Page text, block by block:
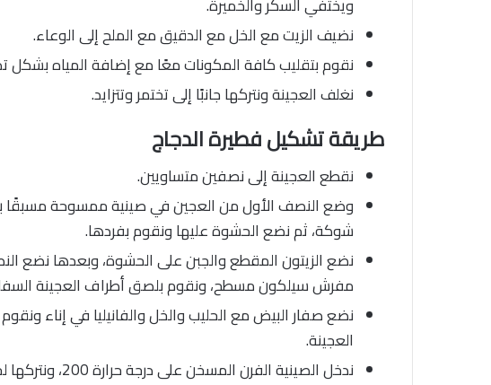
نضيف الزيت مع الخل مع الدقيق مع الملح إلى الوعاء.
نقوم بتقليب كافة المكونات معًا مع إضافة المياه
نغلف العجينة ونتركها جانبًا إلى تختمر وتتزايد.
طريقة تشكيل فطيرة الدجاج
نقطع العجينة إلى نصفين متساويين.
وضع النصف الأول من العجين في صينية ممسوحة مسبقًا
شوكة، ثم نضع الحشوة عليها ونقوم بفردها.
نضع الزيتون المقطع والجبن على الحشوة، وبعدها نضع
مفرش سيلكون مسطح، ونقوم بلصق أطراف العجينة
نضع صفار البيض مع الحليب والخل والفانيليا في إناء
العجينة.
ندخل الصينية الفرن المسخن على درجة حرارة 200، ونتركها لحوالي تلت ساعة تقريبًا.